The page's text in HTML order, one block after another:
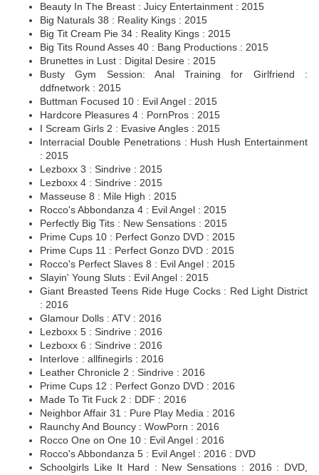
Beauty In The Breast : Juicy Entertainment : 2015
Big Naturals 38 : Reality Kings : 2015
Big Tit Cream Pie 34 : Reality Kings : 2015
Big Tits Round Asses 40 : Bang Productions : 2015
Brunettes in Lust : Digital Desire : 2015
Busty Gym Session: Anal Training for Girlfriend :
ddfnetwork : 2015
Buttman Focused 10 : Evil Angel : 2015
Hardcore Pleasures 4 : PornPros : 2015
I Scream Girls 2 : Evasive Angles : 2015
Interracial Double Penetrations : Hush Hush Entertainment
: 2015
Lezboxx 3 : Sindrive : 2015
Lezboxx 4 : Sindrive : 2015
Masseuse 8 : Mile High : 2015
Rocco's Abbondanza 4 : Evil Angel : 2015
Perfectly Big Tits : New Sensations : 2015
Prime Cups 10 : Perfect Gonzo DVD : 2015
Prime Cups 11 : Perfect Gonzo DVD : 2015
Rocco's Perfect Slaves 8 : Evil Angel : 2015
Slayin' Young Sluts : Evil Angel : 2015
Giant Breasted Teens Ride Huge Cocks : Red Light District
: 2016
Glamour Dolls : ATV : 2016
Lezboxx 5 : Sindrive : 2016
Lezboxx 6 : Sindrive : 2016
Interlove : allfinegirls : 2016
Leather Chronicle 2 : Sindrive : 2016
Prime Cups 12 : Perfect Gonzo DVD : 2016
Made To Tit Fuck 2 : DDF : 2016
Neighbor Affair 31 : Pure Play Media : 2016
Raunchy And Bouncy : WowPorn : 2016
Rocco One on One 10 : Evil Angel : 2016
Rocco's Abbondanza 5 : Evil Angel : 2016 : DVD
Schoolgirls Like It Hard : New Sensations : 2016 : DVD,